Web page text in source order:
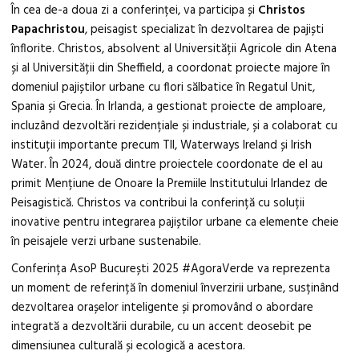
În cea de-a doua zi a conferinței, va participa și Christos
Papachristou, peisagist specializat în dezvoltarea de pajiști
înflorite. Christos, absolvent al Universității Agricole din Atena
și al Universității din Sheffield, a coordonat proiecte majore în
domeniul pajiștilor urbane cu flori sălbatice în Regatul Unit,
Spania și Grecia. În Irlanda, a gestionat proiecte de amploare,
incluzând dezvoltări rezidențiale și industriale, și a colaborat cu
instituții importante precum TII, Waterways Ireland și Irish
Water. În 2024, două dintre proiectele coordonate de el au
primit Mențiune de Onoare la Premiile Institutului Irlandez de
Peisagistică. Christos va contribui la conferință cu soluții
inovative pentru integrarea pajiștilor urbane ca elemente cheie
în peisajele verzi urbane sustenabile.
Conferința AsoP București 2025 #AgoraVerde va reprezenta
un moment de referință în domeniul înverzirii urbane, susținând
dezvoltarea orașelor inteligente și promovând o abordare
integrată a dezvoltării durabile, cu un accent deosebit pe
dimensiunea culturală și ecologică a acestora.